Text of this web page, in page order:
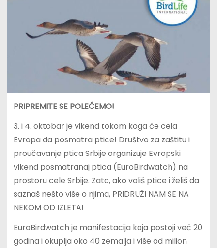
PRIPREMITE SE POLEĆEMO!
3. i 4. oktobar je vikend tokom koga će cela
Evropa da posmatra ptice! Društvo za zaštitu i
proučavanje ptica Srbije organizuje Evropski
vikend posmatranaj ptica (EuroBirdwatch) na
prostoru cele Srbije. Zato, ako voliš ptice i želiš da
saznaš nešto više o njima, PRIDRUŽI NAM SE NA
NEKOM OD IZLETA!
EuroBirdwatch je manifestacija koja postoji već 20
godina i okuplja oko 40 zemalja i više od milion